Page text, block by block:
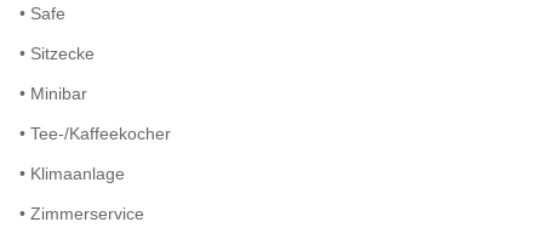
• Safe
• Sitzecke
• Minibar
• Tee-/Kaffeekocher
• Klimaanlage
• Zimmerservice